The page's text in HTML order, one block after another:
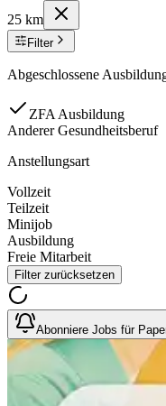
25 km
Filter
Abgeschlossene
ZFA Ausbildung
Anderer Gesundheitsberuf
Anstellungsart
Vollzeit
Teilzeit
Minijob
Ausbildung
Freie Mitarbeit
Filter zurücksetzen
Abonniere Jobs für